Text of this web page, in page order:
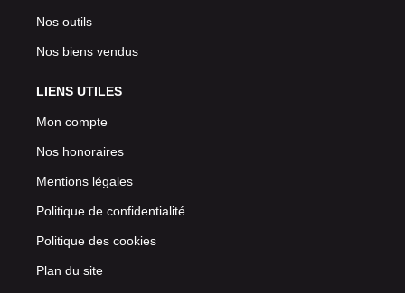
Nos outils
Nos biens vendus
LIENS UTILES
Mon compte
Nos honoraires
Mentions légales
Politique de confidentialité
Politique des cookies
Plan du site